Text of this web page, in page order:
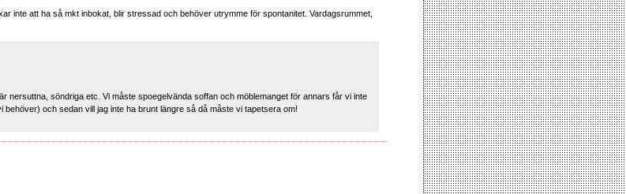
inte att ha så mkt inbokat, blir stressad och behöver utrymme för spontanitet. Vardagsrummet,
nersuttna, söndriga etc. Vi måste spoegelvända soffan och möblemanget för annars får vi inte
behöver) och sedan vill jag inte ha brunt längre så då måste vi tapetsera om!